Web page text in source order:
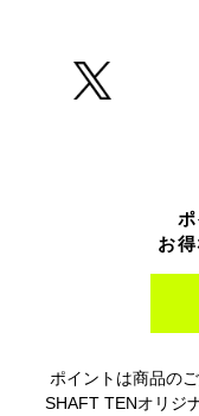
お
ポイントは商品の
SHAFT TENオリジ